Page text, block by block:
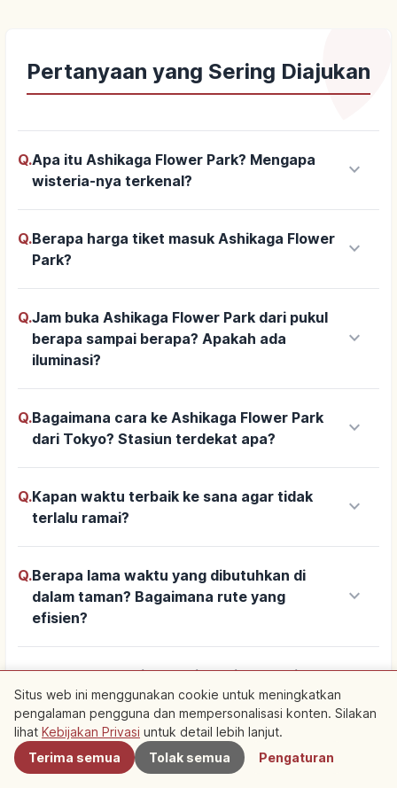
Pertanyaan yang Sering Diajukan
Q.Apa itu Ashikaga Flower Park? Mengapa
wisteria-nya terkenal?
keyboard_arrow_down
Q.Berapa harga tiket masuk Ashikaga Flower
Park?
keyboard_arrow_down
Q.Jam buka Ashikaga Flower Park dari pukul
berapa sampai berapa? Apakah ada
iluminasi?
keyboard_arrow_down
Q.Bagaimana cara ke Ashikaga Flower Park
dari Tokyo? Stasiun terdekat apa?
keyboard_arrow_down
Q.Kapan waktu terbaik ke sana agar tidak
terlalu ramai?
keyboard_arrow_down
Q.Berapa lama waktu yang dibutuhkan di
dalam taman? Bagaimana rute yang
efisien?
keyboard_arrow_down
Q.Apakah tetap bisa menikmati saat hujan?
Apa yang perlu diperhatikan untuk alas kaki
dan barang bawaan?
Q.Apakah ada tempat wisata sekitar yang
Terdekat
Situs web ini menggunakan cookie untuk meningkatkan
pengalaman pengguna dan mempersonalisasi konten. Silakan
lihat Kebijakan Privasi untuk detail lebih lanjut.
Terima semua
Tolak semua Pengaturan